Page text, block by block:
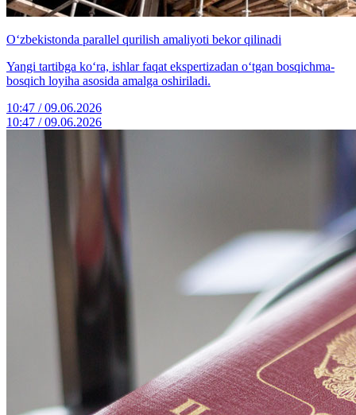
O‘zbekistonda parallel qurilish amaliyoti bekor qilinadi
Yangi tartibga ko‘ra, ishlar faqat ekspertizadan o‘tgan bosqichma-
bosqich loyiha asosida amalga oshiriladi.
10:47 / 09.06.2026
10:47 / 09.06.2026